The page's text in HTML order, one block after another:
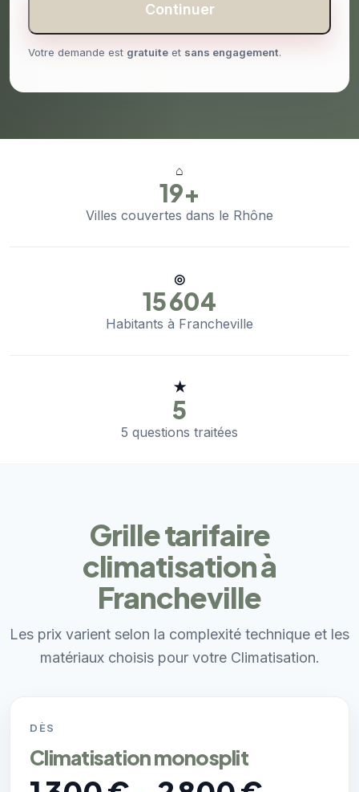
Continuer
Votre demande est gratuite et sans engagement.
⌂
19+
Villes couvertes dans le Rhône
◎
15 604
Habitants à Francheville
★
5
5 questions traitées
Grille tarifaire
climatisation à
Francheville
Les prix varient selon la complexité technique et les
matériaux choisis pour votre Climatisation.
DÈS
Climatisation monosplit